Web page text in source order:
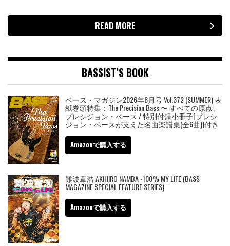
READ MORE
BASSIST’S BOOK
ベース・マガジン2026年8月号 Vol.372 (SUMMER) 表
紙巻頭特集：The Precision Bass 〜 すべての原点、
プレシジョン・ベース / 特別付録小冊子[プレシ
ジョン・ベースが支えた名曲楽譜集(全6曲)]付き
Amazonで購入する
難波章浩 AKIHIRO NAMBA -100% MY LIFE (BASS
MAGAZINE SPECIAL FEATURE SERIES)
Amazonで購入する